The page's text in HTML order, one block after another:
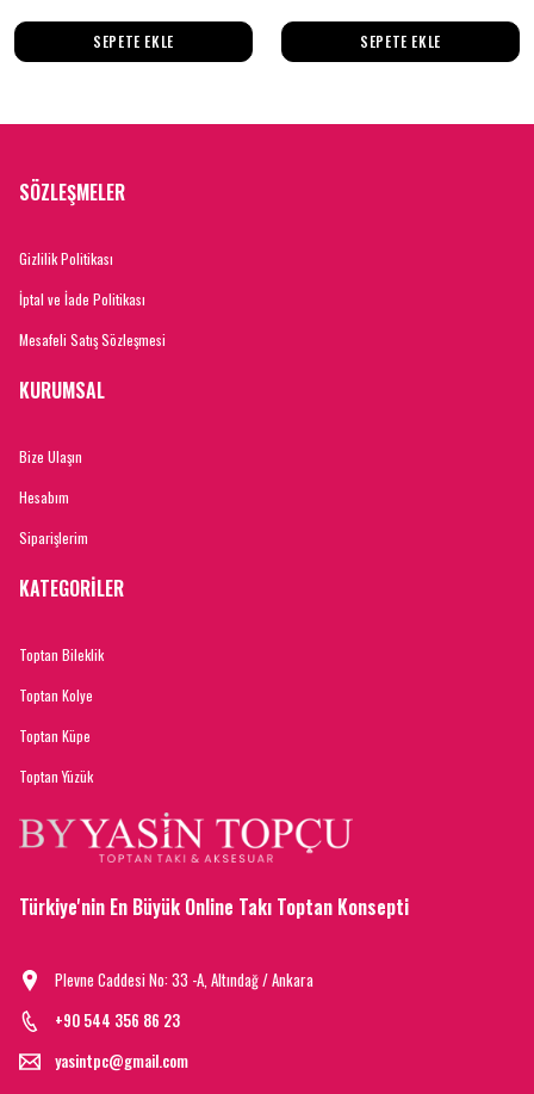
SEPETE EKLE SEPETE EKLE
SÖZLEŞMELER
Gizlilik Politikası
İptal ve İade Politikası
Mesafeli Satış Sözleşmesi
KURUMSAL
Bize Ulaşın
Hesabım
Siparişlerim
KATEGORİLER
Toptan Bileklik
Toptan Kolye
Toptan Küpe
Toptan Yüzük
Türkiye'nin En Büyük Online Takı Toptan Konsepti
Plevne Caddesi No: 33 -A, Altındağ / Ankara
+90 544 356 86 23
yasintpc@gmail.com